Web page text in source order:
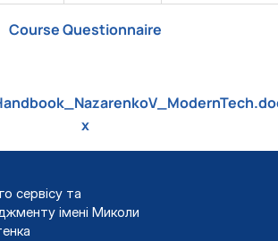
Course Questionnaire
x
сервісу та
імені Миколи